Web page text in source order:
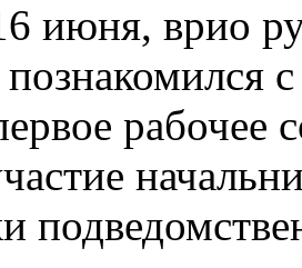
июня, врио
познакомился
рабочее